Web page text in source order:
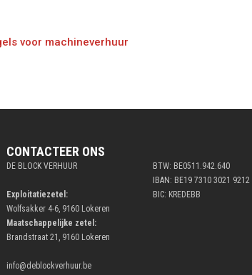
voor machineverhuur
CONTACTEER ONS
DE BLOCK VERHUUR
Exploitatiezetel:
Wolfsakker 4-6, 9160 Lokeren
Maatschappelijke zetel:
Brandstraat 21, 9160 Lokeren
info@deblockverhuur.be
BTW: BE0511.942.640
IBAN: BE19 7310 3021 9212
BIC: KREDEBB